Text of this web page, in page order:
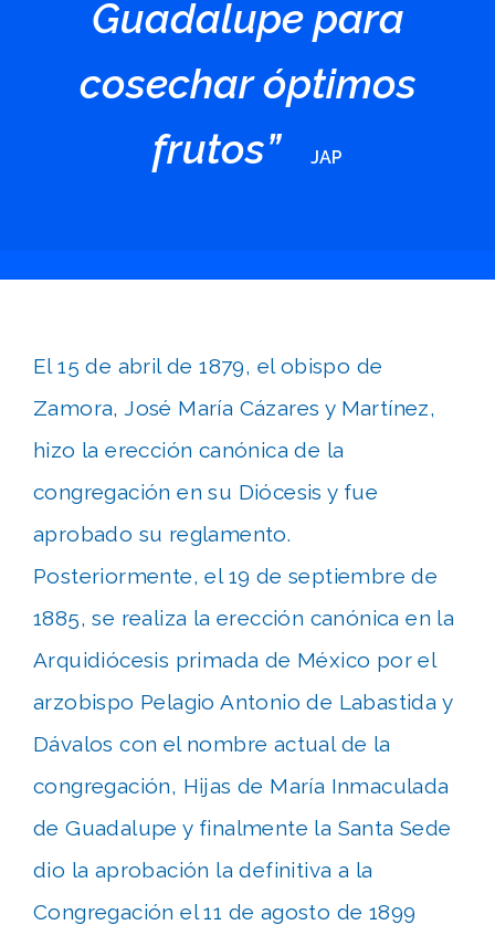
Guadalupe para
cosechar óptimos
frutos”
JAP
El 15 de abril de 1879, el obispo de
Zamora, José María Cázares y Martínez,
hizo la erección canónica de la
congregación en su Diócesis y fue
aprobado su reglamento.
Posteriormente, el 19 de septiembre de
1885, se realiza la erección canónica en la
Arquidiócesis primada de México por el
arzobispo Pelagio Antonio de Labastida y
Dávalos con el nombre actual de la
congregación, Hijas de María Inmaculada
de Guadalupe y finalmente la Santa Sede
dio la aprobación la definitiva a la
Congregación el 11 de agosto de 1899